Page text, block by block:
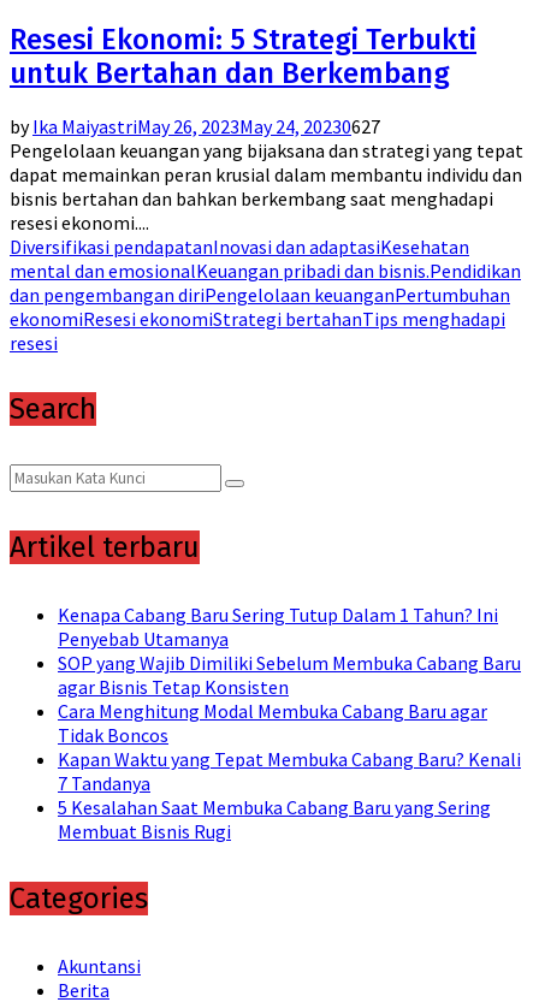
Resesi Ekonomi: 5 Strategi Terbukti
untuk Bertahan dan Berkembang
byIka MaiyastriMay 26, 2023May 24, 20230627
Pengelolaan keuangan yang bijaksana dan strategi yang tepat
dapat memainkan peran krusial dalam membantu individu dan
bisnis bertahan dan bahkan berkembang saat menghadapi
resesi ekonomi....
Diversifikasi pendapatanInovasi dan adaptasiKesehatan
mental dan emosionalKeuangan pribadi dan bisnis.Pendidikan
dan pengembangan diriPengelolaan keuanganPertumbuhan
ekonomiResesi ekonomiStrategi bertahanTips menghadapi
resesi
Search
Search
for:
Search
Artikel terbaru
Kenapa Cabang Baru Sering Tutup Dalam 1 Tahun? Ini
Penyebab Utamanya
SOP yang Wajib Dimiliki Sebelum Membuka Cabang Baru
agar Bisnis Tetap Konsisten
Cara Menghitung Modal Membuka Cabang Baru agar
Tidak Boncos
Kapan Waktu yang Tepat Membuka Cabang Baru? Kenali
7 Tandanya
5 Kesalahan Saat Membuka Cabang Baru yang Sering
Membuat Bisnis Rugi
Categories
Akuntansi
Berita